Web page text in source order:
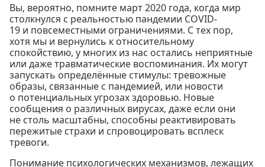
Вы, вероятно, помните март 2020 года, когда мир
столкнулся с реальностью пандемии COVID-
19 и повсеместными ограничениями. С тех пор,
хотя мы и вернулись к относительному
спокойствию, у многих из нас остались неприятные
или даже травматические воспоминания. Их могут
запускать определённые стимулы: тревожные
образы, связанные с пандемией, или новости
о потенциальных угрозах здоровью. Новые
сообщения о различных вирусах, даже если они
не столь масштабны, способны реактивировать
пережитые страхи и спровоцировать всплеск
тревоги.
Понимание психологических механизмов, лежащих